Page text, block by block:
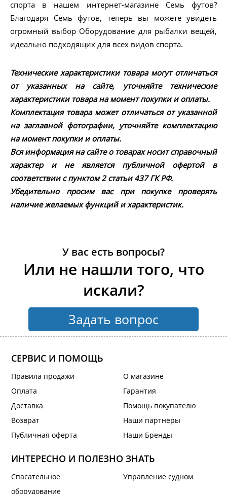
спорта в нашем интернет-магазине Семь футов?
Благодаря Семь футов, теперь вы можете увидеть
огромный выбор Оборудование для рыбалки вещей,
идеально подходящих для всех видов спорта.
Технические характеристики товара могут отличаться
от указанных на сайте, уточняйте технические
характеристики товара на момент покупки и оплаты.
Комплектация товара может отличаться от указанной
на заглавной фотографии, уточняйте комплектацию
на момент покупки и оплаты.
Вся информация на сайте о товарах носит справочный
характер и не является публичной офертой в
соответствии с пунктом 2 статьи 437 ГК РФ.
Убедительно просим вас при покупке проверять
наличие желаемых функций и характеристик.
У вас есть вопросы?
Или не нашли того, что
искали?
Задать вопрос
СЕРВИС И ПОМОЩЬ
Правила продажи
Оплата
Доставка
Возврат
Публичная оферта
О магазине
Гарантия
Помощь покупателю
Наши партнеры
Наши Бренды
ИНТЕРЕСНО И ПОЛЕЗНО ЗНАТЬ
Спасательное
оборудование
Управление судном